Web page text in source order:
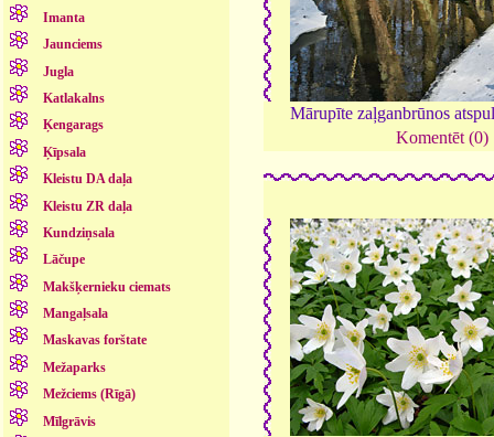
Imanta
Jaunciems
Jugla
Katlakalns
Ķengarags
Ķīpsala
Kleistu DA daļa
Kleistu ZR daļa
Kundziņsala
Lāčupe
Makšķernieku ciemats
Mangaļsala
Maskavas forštate
Mežaparks
Mežciems (Rīgā)
Mīlgrāvis
Mārupīte zaļganbrūnos
Komentēt (0)